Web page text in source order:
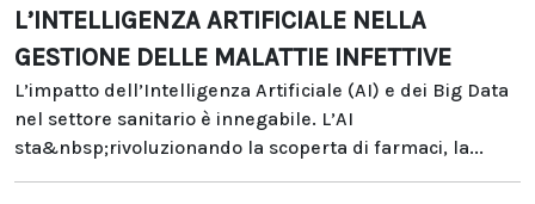
L’INTELLIGENZA ARTIFICIALE NELLA
GESTIONE DELLE MALATTIE INFETTIVE
L’impatto dell’Intelligenza Artificiale (AI) e dei Big Data
nel settore sanitario è innegabile. L’AI
sta&nbsp;rivoluzionando la scoperta di farmaci, la...